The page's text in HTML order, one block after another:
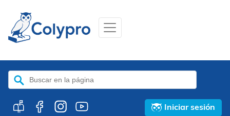
Buscar:
Iniciar sesión